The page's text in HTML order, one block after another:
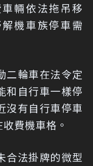
輛依法拖吊移
機車族停車需
二輪車在法令定
和自行車一樣停
沒有自行車停車
費機車格。
合法掛牌的微型